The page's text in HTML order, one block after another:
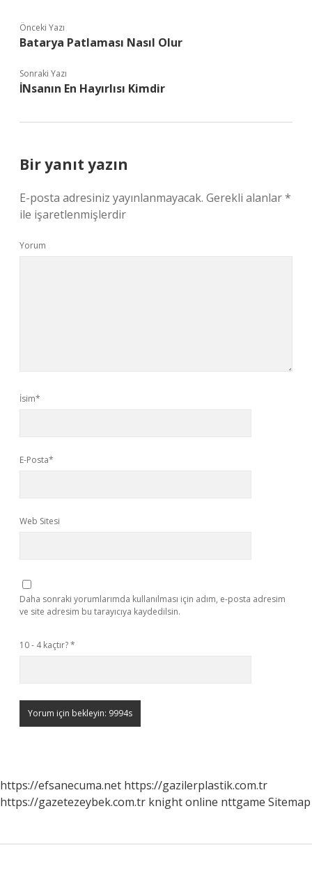
Önceki Yazı
Batarya Patlaması Nasıl Olur
Sonraki Yazı
İNsanın En Hayırlısı Kimdir
Bir yanıt yazın
E-posta adresiniz yayınlanmayacak. Gerekli alanlar*
ile işaretlenmişlerdir
Yorum
İsim*
E-Posta*
Web Sitesi
Daha sonraki yorumlarımda kullanılması için adım, e-posta adresim
ve site adresim bu tarayıcıya kaydedilsin.
10 - 4 kaçtır?*
https://efsanecuma.net https://gazilerplastik.com.tr
https://gazetezeybek.com.tr knight online nttgame Sitemap